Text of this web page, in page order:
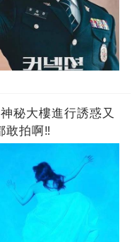
秘大樓進行誘惑又
敢拍啊‼️